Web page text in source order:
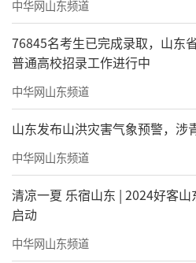
中华网山东频道
76845名考生已完成录取，山东
普通高校招录工作进行中
中华网山东频道
山东发布山洪灾害气象预警，涉
中华网山东频道
清凉一夏 乐宿山东 | 2024好客山
启动
中华网山东频道